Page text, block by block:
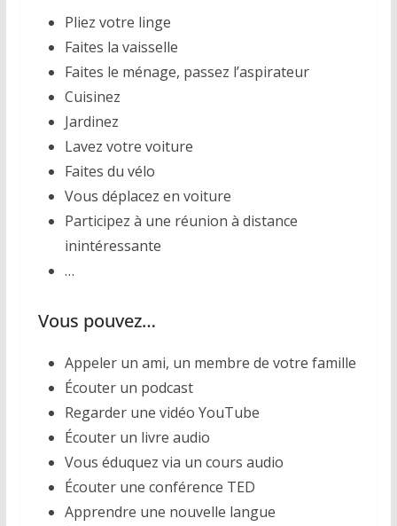
Pliez votre linge
Faites la vaisselle
Faites le ménage, passez l’aspirateur
Cuisinez
Jardinez
Lavez votre voiture
Faites du vélo
Vous déplacez en voiture
Participez à une réunion à distance
inintéressante
…
Vous pouvez…
Appeler un ami, un membre de votre famille
Écouter un podcast
Regarder une vidéo YouTube
Écouter un livre audio
Vous éduquez via un cours audio
Écouter une conférence TED
Apprendre une nouvelle langue